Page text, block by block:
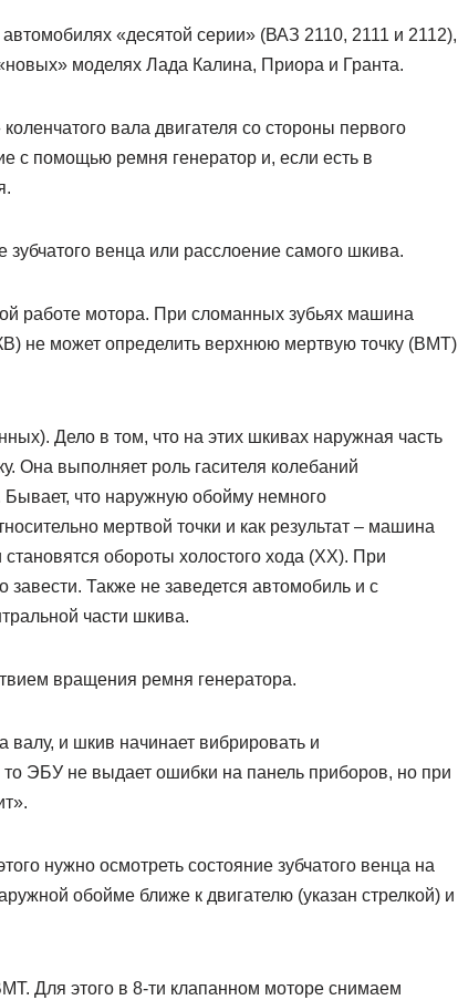
«десятой серии» (ВАЗ 2110, 2111 и 2112),
моделях Лада Калина, Приора и Гранта.
вала двигателя со стороны первого
с помощью ремня генератор и, если есть в
венца или расслоение самого шкива.
работе мотора. При сломанных зубьях машина
не может определить верхнюю мертвую точку (ВМТ)
Дело в том, что на этих шкивах наружная часть
Она выполняет роль гасителя колебаний
Бывает, что наружную обойму немного
мертвой точки и как результат – машина
обороты холостого хода (ХХ). При
Также не заведется автомобиль и с
части шкива.
вращения ремня генератора.
валу, и шкив начинает вибрировать и
ЭБУ не выдает ошибки на панель приборов, но при
нужно осмотреть состояние зубчатого венца на
обойме ближе к двигателю (указан стрелкой) и
Для этого в 8-ти клапанном моторе снимаем